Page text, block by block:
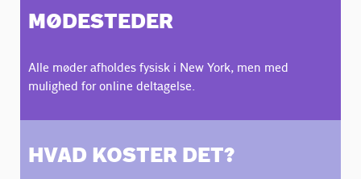
MØDESTEDER
Alle møder afholdes fysisk i New York, men med
mulighed for online deltagelse.
HVAD KOSTER DET?